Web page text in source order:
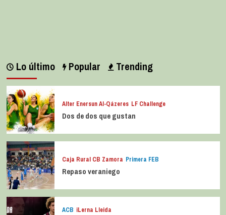
Lo último Popular Trending
Alter Enersun Al-Qázeres LF Challenge
Dos de dos que gustan
Caja Rural CB Zamora Primera FEB
Repaso veraniego
ACB iLerna Lleida